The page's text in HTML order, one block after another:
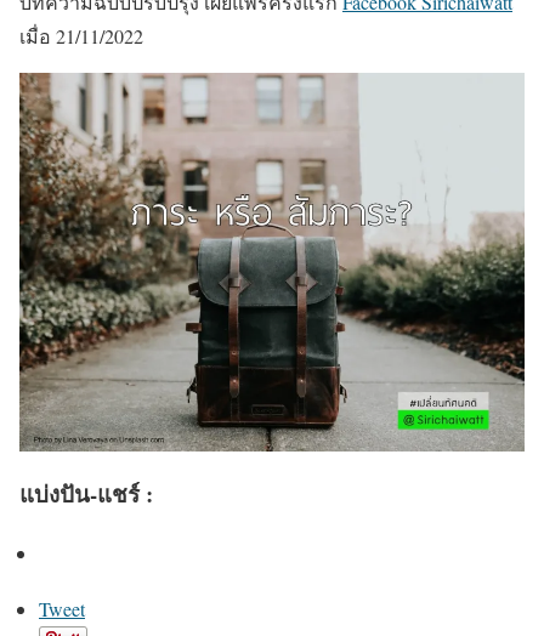
เมื่อ 21/11/2022
แบ่งปัน-แชร์ :
Tweet